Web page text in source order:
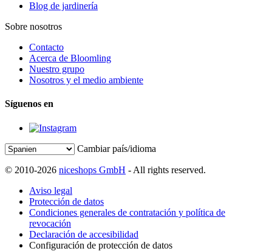
Blog de jardinería
Sobre nosotros
Contacto
Acerca de Bloomling
Nuestro grupo
Nosotros y el medio ambiente
Síguenos en
Cambiar país/idioma
© 2010-2026 niceshops GmbH - All rights reserved.
Aviso legal
Protección de datos
Condiciones generales de contratación y política de
revocación
Declaración de accesibilidad
Configuración de protección de datos